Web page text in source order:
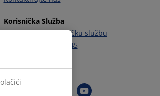
Korisnička Služba
Kontaktirajte korisničku službu
+381 11 6555 945
Pratite JYSK